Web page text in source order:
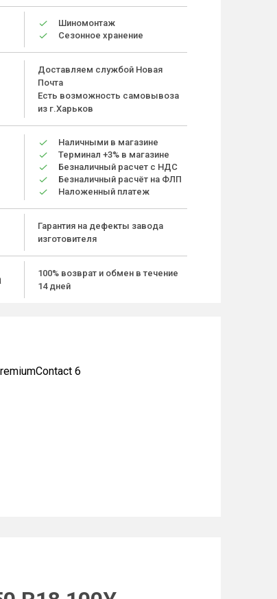
Шиномонтаж
Сезонное хранение
Доставляем службой Новая
Почта
Есть возможность самовывоза
из г.Харьков
Наличными в магазине
Терминал +3% в магазине
Безналичный расчет с НДС
Безналичный расчёт на ФЛП
Наложенный платеж
Гарантия на дефекты завода
изготовителя
100% возврат и обмен в течение
14 дней
6